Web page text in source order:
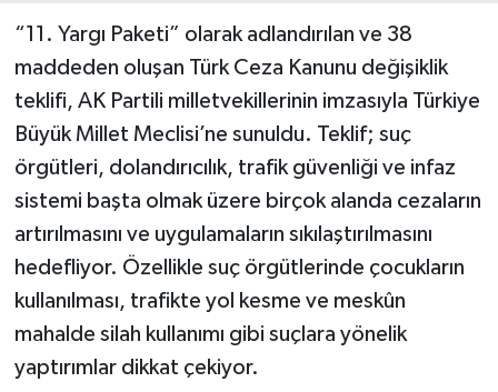
“11. Yargı Paketi” olarak adlandırılan ve 38
maddeden oluşan Türk Ceza Kanunu değişiklik
teklifi, AK Partili milletvekillerinin imzasıyla Türkiye
Büyük Millet Meclisi’ne sunuldu. Teklif; suç
örgütleri, dolandırıcılık, trafik güvenliği ve infaz
sistemi başta olmak üzere birçok alanda cezaların
artırılmasını ve uygulamaların sıkılaştırılmasını
hedefliyor. Özellikle suç örgütlerinde çocukların
kullanılması, trafikte yol kesme ve meskûn
mahalde silah kullanımı gibi suçlara yönelik
yaptırımlar dikkat çekiyor.
Kültür Sanat
Sağlık
Siyaset
Teknoloji
Televizyon
Yaşam-Çevre